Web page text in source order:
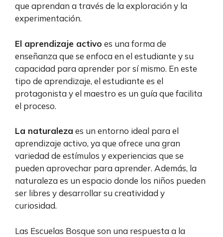
que aprendan a través de la exploración y la
experimentación.
El aprendizaje activo es una forma de
enseñanza que se enfoca en el estudiante y su
capacidad para aprender por sí mismo. En este
tipo de aprendizaje, el estudiante es el
protagonista y el maestro es un guía que facilita
el proceso.
La naturaleza es un entorno ideal para el
aprendizaje activo, ya que ofrece una gran
variedad de estímulos y experiencias que se
pueden aprovechar para aprender. Además, la
naturaleza es un espacio donde los niños pueden
ser libres y desarrollar su creatividad y
curiosidad.
Las Escuelas Bosque son una respuesta a la